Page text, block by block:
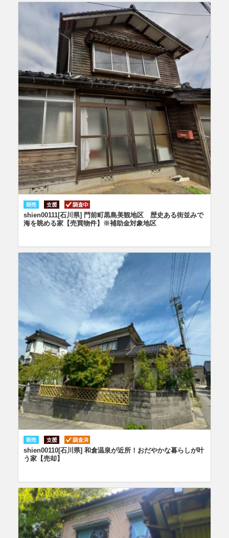
shien00111[石川県] 門前町黒島美観地区 歴史ある街並みで
海を眺める家【売買物件】※補助金対象地区
shien00110[石川県] 和倉温泉が近所！おだやかな暮らしが叶
う家【売却】